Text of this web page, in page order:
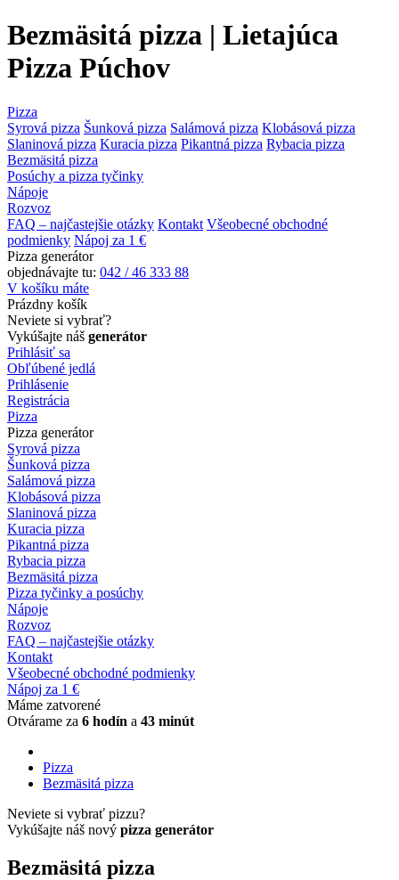
Bezmäsitá pizza | Lietajúca
Pizza Púchov
Pizza
Syrová pizza Šunková pizza Salámová pizza Klobásová pizza
Slaninová pizza Kuracia pizza Pikantná pizza Rybacia pizza
Bezmäsitá pizza
Posúchy a pizza tyčinky
Nápoje
Rozvoz
FAQ – najčastejšie otázky Kontakt Všeobecné obchodné
podmienky Nápoj za 1 €
Pizza generátor
objednávajte tu: 042 / 46 333 88
V košíku máte
Prázdny košík
Neviete si vybrať?
Vykúšajte náš generátor
Prihlásiť sa
Obľúbené jedlá
Prihlásenie
Registrácia
Pizza
Pizza generátor
Syrová pizza
Šunková pizza
Salámová pizza
Klobásová pizza
Slaninová pizza
Kuracia pizza
Pikantná pizza
Rybacia pizza
Bezmäsitá pizza
Pizza tyčinky a posúchy
Nápoje
Rozvoz
FAQ – najčastejšie otázky
Kontakt
Všeobecné obchodné podmienky
Nápoj za 1 €
Máme zatvorené
Otvárame za 6 hodín a 43 minút
Pizza
Bezmäsitá pizza
Neviete si vybrať pizzu?
Vykúšajte náš nový pizza generátor
Bezmäsitá pizza